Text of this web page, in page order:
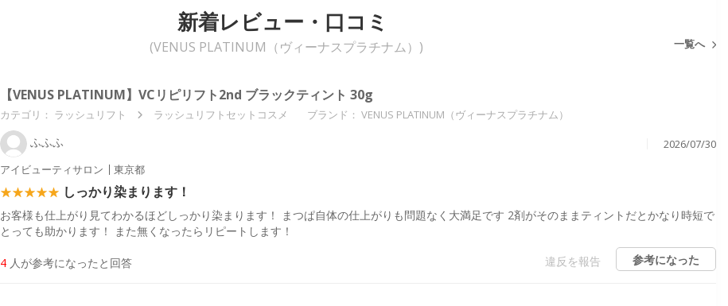
新着レビュー・口コミ
(VENUS PLATINUM（ヴィーナスプラチナム）) 一覧へ
【VENUS PLATINUM】VCリピリフト2nd ブラックティント 30g
カテゴリ： ラッシュリフト ラッシュリフトセットコスメ ブランド： VENUS PLATINUM（ヴィーナスプラチナム）
ふふふ
2026/07/30
アイビューティサロン
東京都
しっかり染まります！
お客様も仕上がり見てわかるほどしっかり染まります！ まつぱ自体の仕上がりも問題なく大満足です 2剤がそのままティントだとかなり時短で
とっても助かります！ また無くなったらリピートします！
4 人が参考になったと回答 違反を報告 参考になった